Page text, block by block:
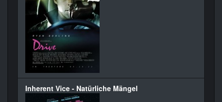
Inherent Vice - Natürliche Mängel